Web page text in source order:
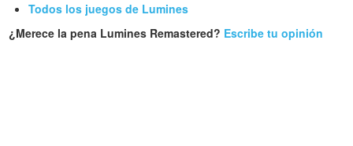
Todos los juegos de Lumines
¿Merece la pena Lumines Remastered? Escribe tu opinión